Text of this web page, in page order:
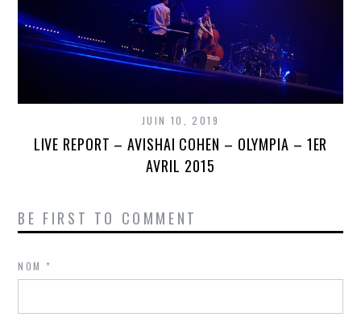
JUIN 10, 2019
LIVE REPORT – AVISHAI COHEN – OLYMPIA – 1ER
AVRIL 2015
BE FIRST TO COMMENT
NOM*